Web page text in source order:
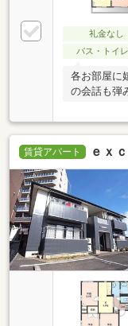
礼金なし
バス・トイ
各お部屋に
の会話も弾
賃貸アパート ｅｘ